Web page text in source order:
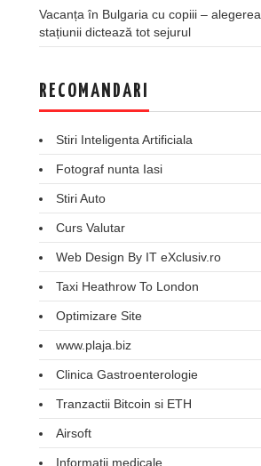
Vacanța în Bulgaria cu copiii – alegerea
stațiunii dictează tot sejurul
RECOMANDARI
Stiri Inteligenta Artificiala
Fotograf nunta Iasi
Stiri Auto
Curs Valutar
Web Design By IT eXclusiv.ro
Taxi Heathrow To London
Optimizare Site
www.plaja.biz
Clinica Gastroenterologie
Tranzactii Bitcoin si ETH
Airsoft
Informatii medicale